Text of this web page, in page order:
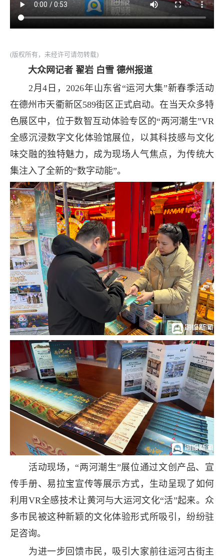
(版权所有，未经许可请勿转载)
大众网记者 翟岩 白雪 德州报道
2月4日，2026年山东省“运河大集”新春季活动
在德州市天衢新区589街区正式启动。在当天众多特
色展区中，位于数智互动体验专区的“两河潮生”VR
全感沉浸数字文化体验馆展位，以其科技感与文化
味交融的独特魅力，成为现场人气焦点，为传统大
集注入了全新的“数字动能”。
活动现场，“两河潮生”展位通过文创产品、宣
传手册、易拉宝宣传等展示方式，生动呈现了如何
利用VR全感技术让黄河与大运河文化“活”起来。众
多市民被这种新颖的文化体验形式所吸引，纷纷驻
足咨询。
为进一步回馈市民，吸引大家前往运河古街主